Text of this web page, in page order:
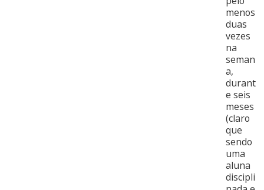
menos
duas
vezes
na
seman
a,
durant
e seis
meses
(claro
que
sendo
uma
aluna
discipli